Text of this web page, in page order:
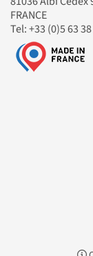
FRANCE
Tel: +33 (0)5 63